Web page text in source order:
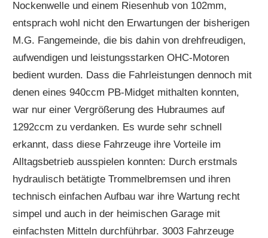
Nockenwelle und einem Riesenhub von 102mm,
entsprach wohl nicht den Erwartungen der bisherigen
M.G. Fangemeinde, die bis dahin von drehfreudigen,
aufwendigen und leistungsstarken OHC-Motoren
bedient wurden. Dass die Fahrleistungen dennoch mit
denen eines 940ccm PB-Midget mithalten konnten,
war nur einer Vergrößerung des Hubraumes auf
1292ccm zu verdanken. Es wurde sehr schnell
erkannt, dass diese Fahrzeuge ihre Vorteile im
Alltagsbetrieb ausspielen konnten: Durch erstmals
hydraulisch betätigte Trommelbremsen und ihren
technisch einfachen Aufbau war ihre Wartung recht
simpel und auch in der heimischen Garage mit
einfachsten Mitteln durchführbar. 3003 Fahrzeuge